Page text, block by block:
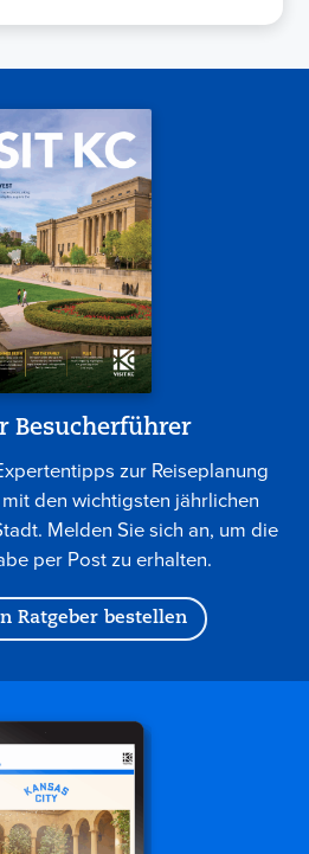
Besucherführer
zur Reiseplanung
den wichtigsten jährlichen
Melden Sie sich an, um die
per Post zu erhalten.
Ratgeber bestellen